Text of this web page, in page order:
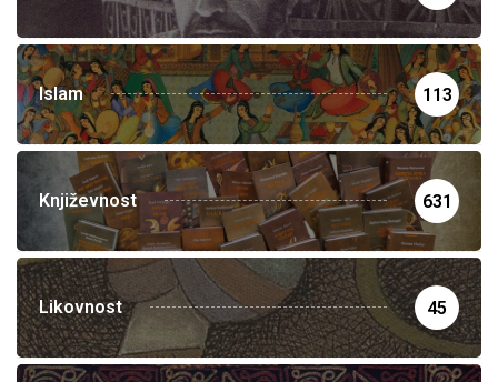
Islam 113
Književnost 631
Likovnost 45